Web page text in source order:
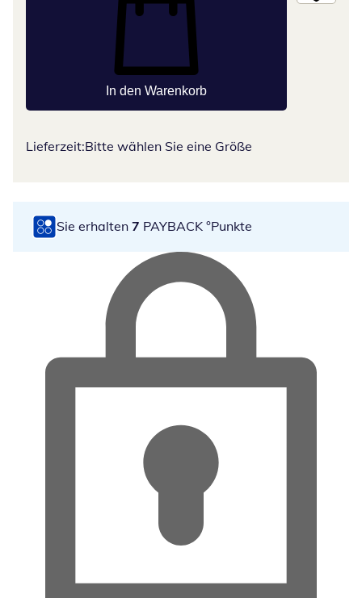
In den Warenkorb
Lieferzeit:Bitte wählen Sie eine Größe
Sie erhalten 7 PAYBACK °Punkte